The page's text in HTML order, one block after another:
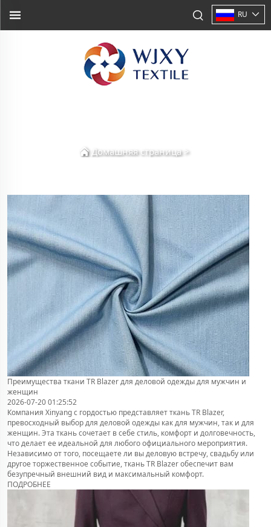
RU
Домашняя страница>
Преимущества ткани TR Blazer для деловой одежды для мужчин и
женщин
2026-07-20 01:25:52
Компания Xinyang с гордостью представляет ткань TR Blazer,
превосходный выбор для деловой одежды как для мужчин, так и для
женщин. Эта ткань сочетает в себе стиль, комфорт и долговечность,
что делает ее идеальной для любого официального мероприятия.
Независимо от того, посещаете ли вы деловую встречу, свадьбу или
другое торжественное событие, ткань TR Blazer обеспечит вам
безупречный внешний вид и максимальный комфорт.
ПОДРОБНЕЕ